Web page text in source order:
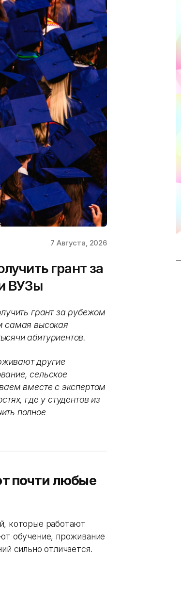
7 Августа, 2026
грант за
ВУЗы
грант за рубежом
самая высокая
абитуриентов.
другие
сельское
вместе с экспертом
где у студентов из
полное
почти любые
которые работают
обучение, проживание
сильно отличается.